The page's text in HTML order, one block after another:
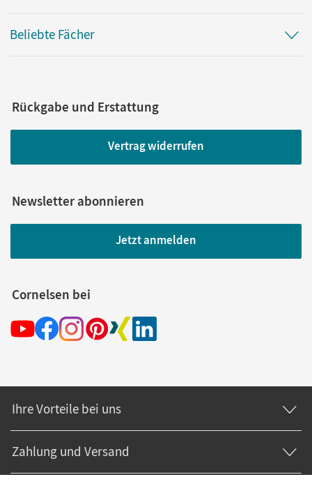
Beliebte Fächer
Rückgabe und Erstattung
Vertrag widerrufen
Newsletter abonnieren
Jetzt anmelden
Cornelsen bei
Ihre Vorteile bei uns
Zahlung und Versand